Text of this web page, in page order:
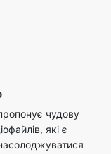
чудову
які є
плати,
первісну якість.
безкоштовного
свої